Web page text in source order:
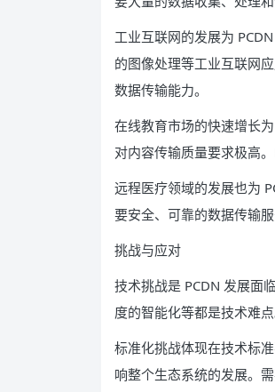
工业互联网的发展为
的图像处理等工业互联网
数据传输能力。
在线教育市场的快速增长
对内容传输质量要求极高
远程医疗领域的发展也为
要安全、可靠的数据传输
挑战与应对
技术挑战是 PCDN 发展面
度的智能化等都是技术难
标准化挑战体现在技术标
响整个生态系统的发展。